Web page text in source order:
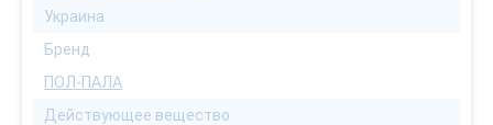
Украина
Бренд
ПОЛ-ПАЛА
Действующее вещество